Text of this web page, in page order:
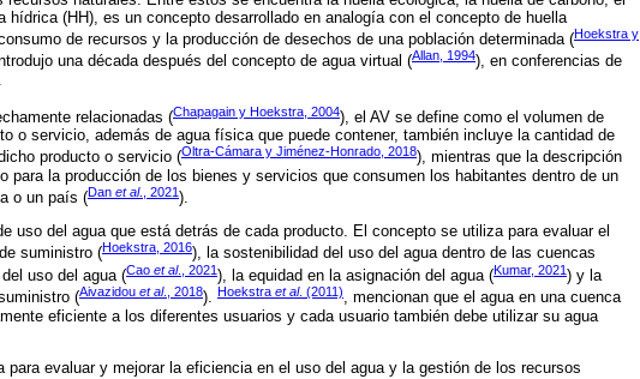
hídrica (HH), es un concepto desarrollado en analogía con el concepto de huella
de recursos y la producción de desechos de una población determinada (Hoekstra y
una década después del concepto de agua virtual (Allan, 1994), en conferencias de
relacionadas (Chapagain y Hoekstra, 2004), el AV se define como el volumen de
o servicio, además de agua física que puede contener, también incluye la cantidad de
producto o servicio (Oltra-Cámara y Jiménez-Honrado, 2018), mientras que la descripción
para la producción de los bienes y servicios que consumen los habitantes dentro de un
o un país (Dan et al., 2021).
uso del agua que está detrás de cada producto. El concepto se utiliza para evaluar el
suministro (Hoekstra, 2016), la sostenibilidad del uso del agua dentro de las cuencas
uso del agua (Cao et al., 2021), la equidad en la asignación del agua (Kumar, 2021) y la
(Aivazidou et al., 2018). Hoekstra et al. (2011), mencionan que el agua en una cuenca
eficiente a los diferentes usuarios y cada usuario también debe utilizar su agua
para evaluar y mejorar la eficiencia en el uso del agua y la gestión de los recursos